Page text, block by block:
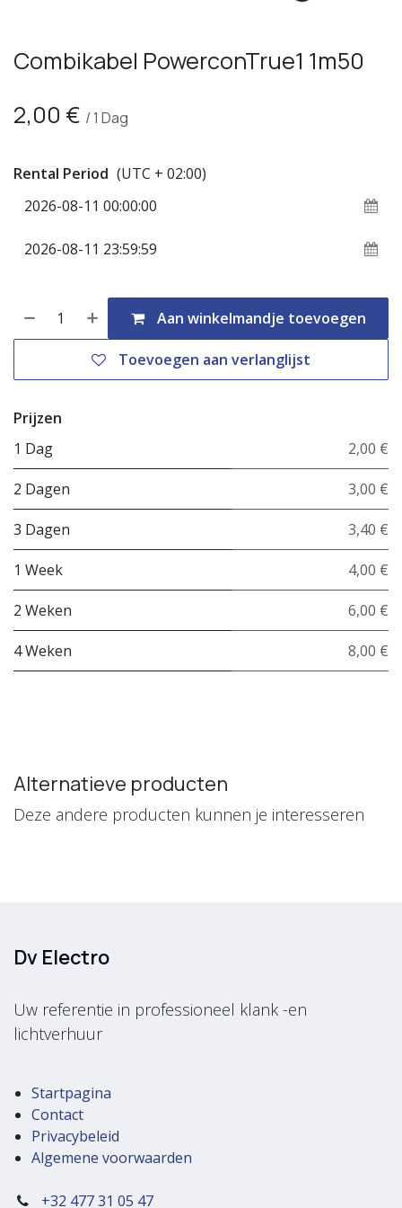
Combikabel PowerconTrue1 1m50
2,00 € /1 Dag
Rental Period (UTC + 02:00)
Aan winkelmandje toevoegen
Toevoegen aan verlanglijst
Prijzen
1 Dag
2,00 €
2 Dagen 3,00 €
3 Dagen 3,40 €
1 Week 4,00 €
2 Weken 6,00 €
4 Weken 8,00 €
Alternatieve producten
Deze andere producten kunnen je interesseren
Dv Electro
Uw referentie in professioneel klank -en
lichtverhuur
Startpagina
Contact
Privacybeleid
Algemene voorwaarden
+32 477 31 05 47